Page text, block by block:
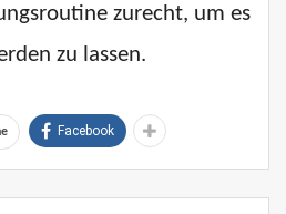
zurecht, um es
zu lassen.
Facebook